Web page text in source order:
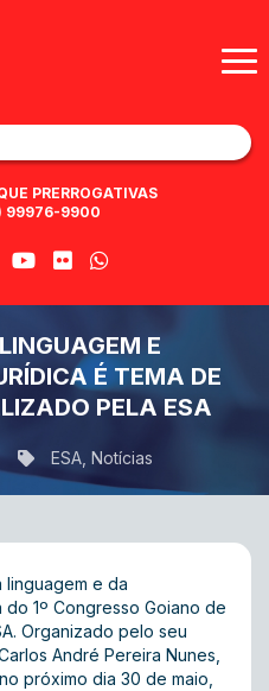
PRERROGATIVAS
99976-9900
E
É TEMA DE
PELA ESA
ESA, Notícias
linguagem e da
1º Congresso Goiano de
Organizado pelo seu
André Pereira Nunes,
próximo dia 30 de maio,